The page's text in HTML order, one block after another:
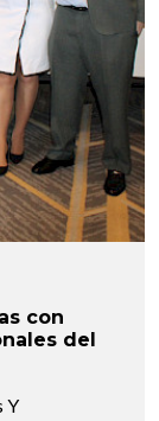
con
del
Y